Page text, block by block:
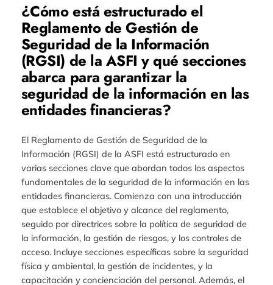
¿Cómo está estructurado el
Reglamento de Gestión de
Seguridad de la Información
(RGSI) de la ASFI y qué secciones
abarca para garantizar la
seguridad de la información en las
entidades financieras?
El Reglamento de Gestión de Seguridad de la
Información (RGSI) de la ASFI está estructurado en
varias secciones clave que abordan todos los aspectos
fundamentales de la seguridad de la información en las
entidades financieras. Comienza con una introducción
que establece el objetivo y alcance del reglamento,
seguido por directrices sobre la política de seguridad de
la información, la gestión de riesgos, y los controles de
acceso. Incluye secciones específicas sobre la seguridad
física y ambiental, la gestión de incidentes, y la
capacitación y concienciación del personal. Además, el